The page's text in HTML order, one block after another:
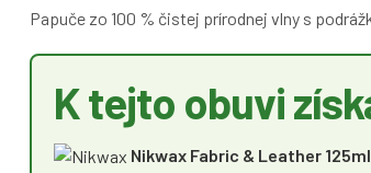
Papuče zo 100 % čistej prírodnej vlny s
K tejto obuvi
Nikwax Fabric & Leather 125ml